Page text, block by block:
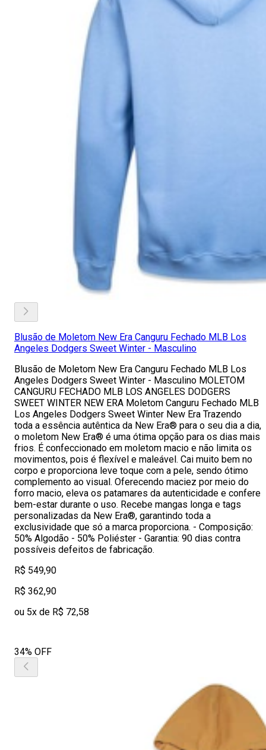
Blusão de Moletom New Era Canguru Fechado MLB Los
Angeles Dodgers Sweet Winter - Masculino
Blusão de Moletom New Era Canguru Fechado MLB Los
Angeles Dodgers Sweet Winter - Masculino MOLETOM
CANGURU FECHADO MLB LOS ANGELES DODGERS
SWEET WINTER NEW ERA Moletom Canguru Fechado MLB
Los Angeles Dodgers Sweet Winter New Era Trazendo
toda a essência autêntica da New Era® para o seu dia a dia,
o moletom New Era® é uma ótima opção para os dias mais
frios. É confeccionado em moletom macio e não limita os
movimentos, pois é flexível e maleável. Cai muito bem no
corpo e proporciona leve toque com a pele, sendo ótimo
complemento ao visual. Oferecendo maciez por meio do
forro macio, eleva os patamares da autenticidade e confere
bem-estar durante o uso. Recebe mangas longa e tags
personalizadas da New Era®, garantindo toda a
exclusividade que só a marca proporciona. - Composição:
50% Algodão - 50% Poliéster - Garantia: 90 dias contra
possíveis defeitos de fabricação.
R$ 549,90
R$ 362,90
ou 5x de R$ 72,58
34% OFF